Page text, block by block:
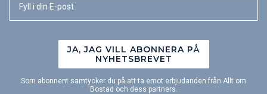
JA, JAG VILL ABONNERA PÅ
NYHETSBREVET
Som abonnent samtycker du på att ta emot erbjudanden från Allt om
Bostad och dess partners.